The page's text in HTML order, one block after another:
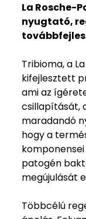
La Rosche-
nyugtató,
Tribioma, a
kifejlesztett
ami az
csillapítását,
maradandó
hogy a
patogén
megújulását
Többcélú